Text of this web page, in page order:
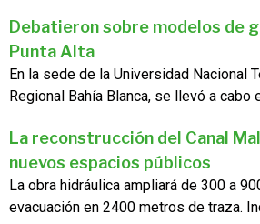
Debatieron sobre modelos de
Punta Alta
En la sede de la Universidad Nacional
Regional Bahía Blanca, se llevó a cabo
La reconstrucción del Canal
nuevos espacios públicos
La obra hidráulica ampliará de 300 a
evacuación en 2400 metros de traza.